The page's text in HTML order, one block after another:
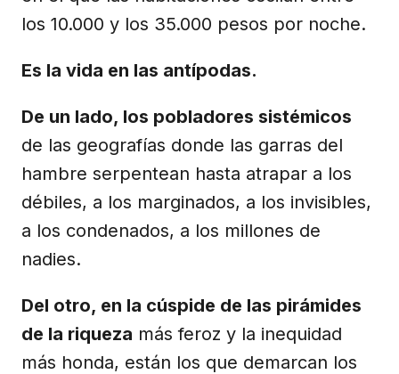
los 10.000 y los 35.000 pesos por noche.
Es la vida en las antípodas.
De un lado, los pobladores sistémicos
de las geografías donde las garras del
hambre serpentean hasta atrapar a los
débiles, a los marginados, a los invisibles,
a los condenados, a los millones de
nadies.
Del otro, en la cúspide de las pirámides
de la riqueza más feroz y la inequidad
más honda, están los que demarcan los